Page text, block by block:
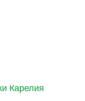
Карелия